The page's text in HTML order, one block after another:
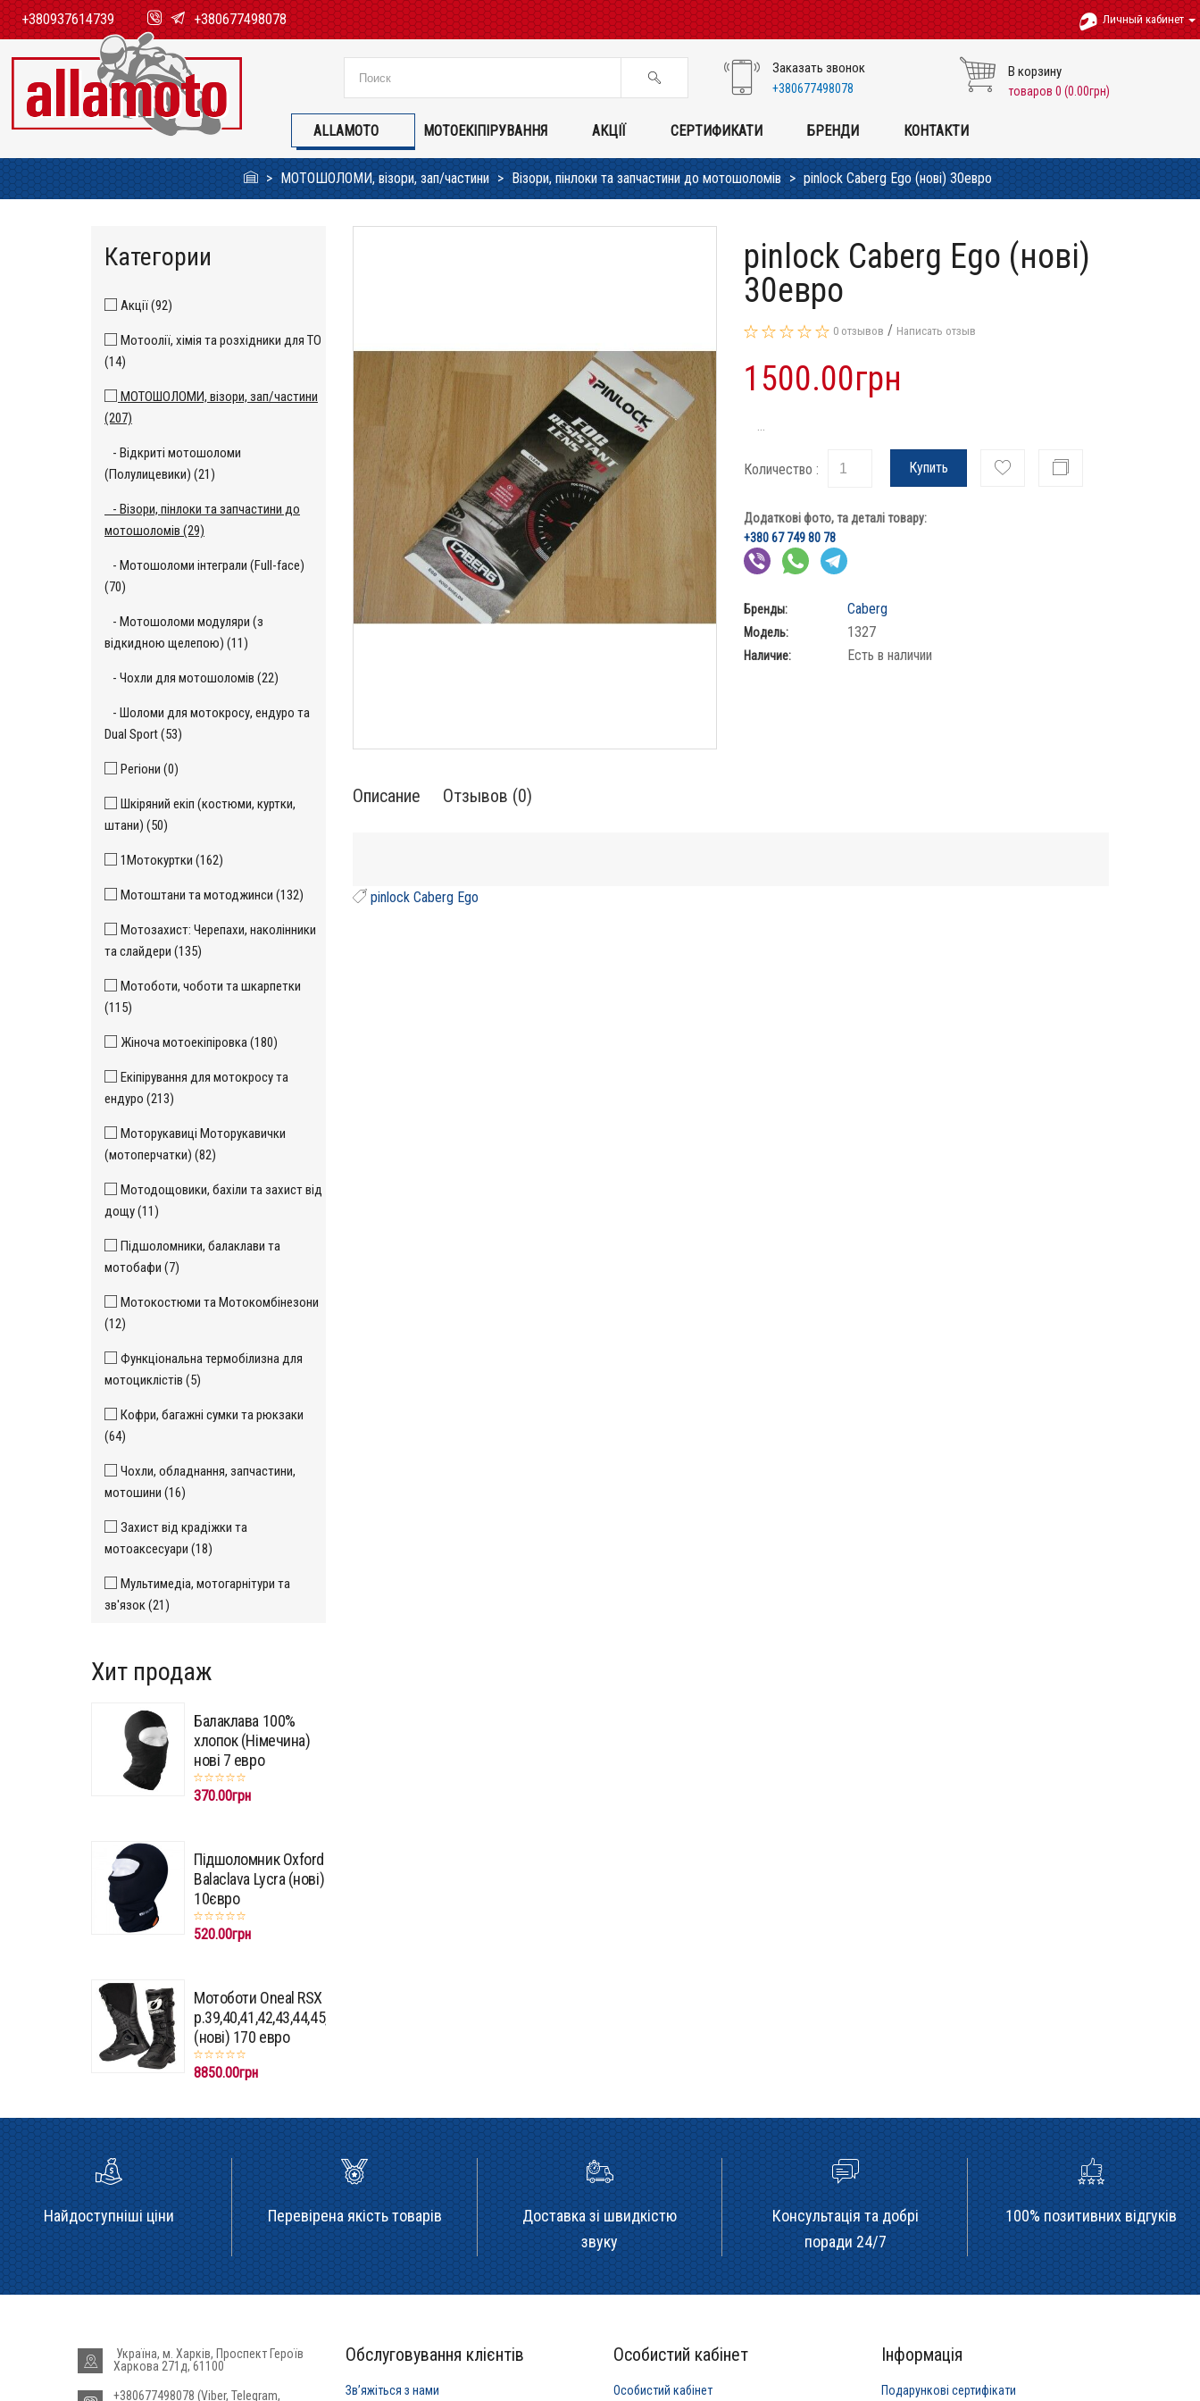
+380937614739 +380677498078 Личный кабинет
Заказать звонок
+380677498078
В корзину
товаров 0 (0.00грн)
ALLAMOTO МОТОЕКІПІРУВАННЯ АКЦІЇ СЕРТИФИКАТИ БРЕНДИ КОНТАКТИ
МОТОШОЛОМИ, візори, зап/частини Візори, пінлоки та запчастини до мотошоломів pinlock Caberg Ego (нові) 30евро
Категории
Акції (92)
Мотоолії, хімія та розхідники для ТО
(14)
МОТОШОЛОМИ, візори, зап/частини
(207)
- Відкриті мотошоломи
(Полулицевики) (21)
- Візори, пінлоки та запчастини до
мотошоломів (29)
- Мотошоломи інтеграли (Full-face)
(70)
- Мотошоломи модуляри (з
відкидною щелепою) (11)
- Чохли для мотошоломів (22)
- Шоломи для мотокросу, ендуро та
Dual Sport (53)
Регіони (0)
Шкіряний екіп (костюми, куртки,
штани) (50)
1Мотокуртки (162)
Мотоштани та мотоджинси (132)
Мотозахист: Черепахи, наколінники
та слайдери (135)
Мотоботи, чоботи та шкарпетки
(115)
Жіноча мотоекіпіровка (180)
Екіпірування для мотокросу та
ендуро (213)
Моторукавиці Моторукавички
(мотоперчатки) (82)
Мотодощовики, бахіли та захист від
дощу (11)
Підшоломники, балаклави та
мотобафи (7)
Мотокостюми та Мотокомбінезони
(12)
Функціональна термобілизна для
мотоциклістів (5)
Кофри, багажні сумки та рюкзаки
(64)
Чохли, обладнання, запчастини,
мотошини (16)
Захист від крадіжки та
мотоаксесуари (18)
Мультимедіа, мотогарнітури та
зв'язок (21)
Хит продаж
Балаклава 100%
хлопок (Німечина)
нові 7 евро
370.00грн
Підшоломник Oxford
Balaclava Lycra (нові)
10євро
520.00грн
Мотоботи Oneal RSX
p.39,40,41,42,43,44,45,46,47
(нові) 170 евро
8850.00грн
pinlock Caberg Ego (нові)
30евро
0 отзывов / Написать отзыв
1500.00грн
...
Количество : Купить
Додаткові фото, та деталі товару:
+380 67 749 80 78
Бренды: Caberg
Модель: 1327
Наличие: Есть в наличии
Описание Отзывов (0)
pinlock Caberg Ego
Найдоступніші ціни Перевірена якість товарів
Доставка зі швидкістю
звуку
Консультація та добрі
поради 24/7
100% позитивних відгуків
Україна, м. Харків, Проспект Героїв
Харкова 271д, 61100
+380677498078 (Viber, Telegram,
Обслуговування клієнтів
Звʼяжіться з нами
Особистий кабінет
Особистий кабінет
Інформація
Подарункові сертифікати